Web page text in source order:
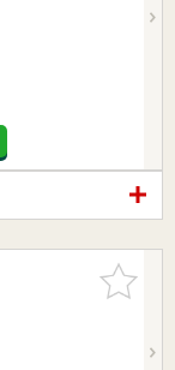
お気に入
りに追加